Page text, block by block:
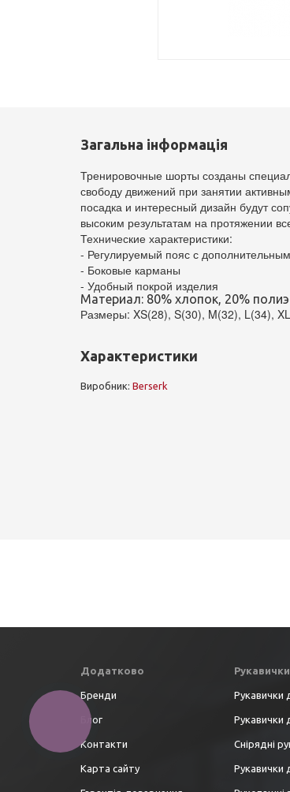
Загальна інформація
Тренировочные шорты созданы
свободу движений при занятии
посадка и интересный дизайн будут
высоким результатам на протяжении
Технические характеристики:
- Регулируемый пояс с
- Боковые карманы
- Удобный покрой изделия
Материал: 80% хлопок, 20%
Размеры: XS(28), S(30), M(32), L(34),
Характеристики
Виробник: Berserk
Додатково
Бренди
Блог
Контакти
Карта сайту
Рукавички
Рукавички
Снірядні
Рукавички